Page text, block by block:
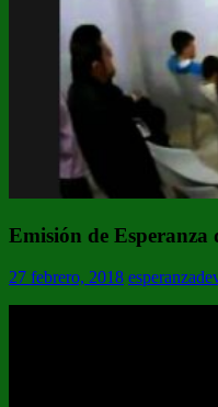
Emisión de Esperanza
27 febrero, 2018